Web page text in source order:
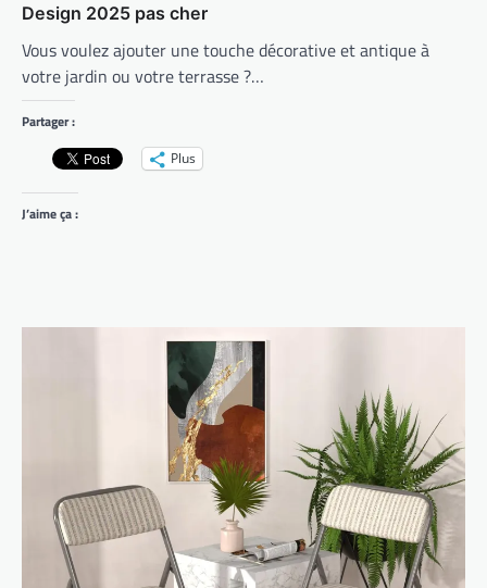
Design 2025 pas cher
Vous voulez ajouter une touche décorative et antique à
votre jardin ou votre terrasse ?…
Partager :
Plus
J’aime ça :